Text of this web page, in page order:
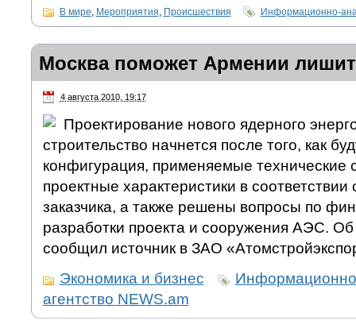
В мире, Мероприятия, Происшествия Информационно-
Москва поможет Армении
4 августа 2010, 19:17
Проектирование нового ядерного
строительство начнется после того, как
конфигурация, применяемые технические
проектные характеристики в
заказчика, а также решены вопросы по
разработки проекта и сооружения АЭС.
сообщил источник в ЗАО
Экономика и бизнес
агентство NEWS.am